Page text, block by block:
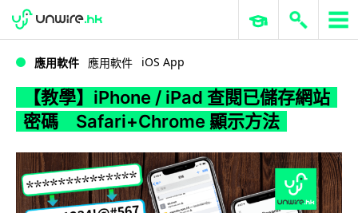
WWDC 2026 ERP 與商業 AI
應用軟件 應用軟件 iOS App
【教學】iPhone / iPad 查閱已儲存網站
密碼 Safari+Chrome 顯示方法